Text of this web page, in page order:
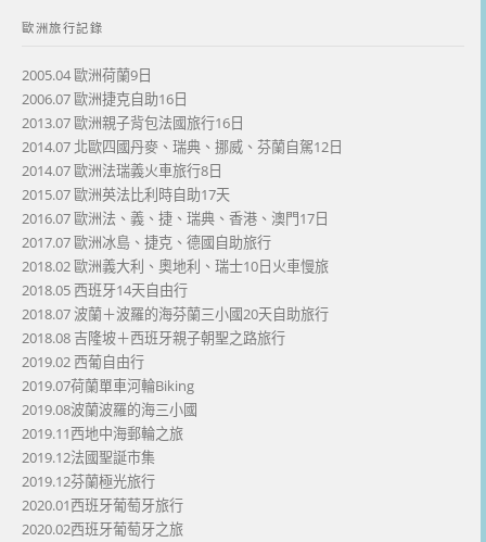
歐洲旅行記錄
2005.04 歐洲荷蘭9日
2006.07 歐洲捷克自助16日
2013.07 歐洲親子背包法國旅行16日
2014.07 北歐四國丹麥、瑞典、挪威、芬蘭自駕12日
2014.07 歐洲法瑞義火車旅行8日
2015.07 歐洲英法比利時自助17天
2016.07 歐洲法、義、捷、瑞典、香港、澳門17日
2017.07 歐洲冰島、捷克、德國自助旅行
2018.02 歐洲義大利、奧地利、瑞士10日火車慢旅
2018.05 西班牙14天自由行
2018.07 波蘭＋波羅的海芬蘭三小國20天自助旅行
2018.08 吉隆坡＋西班牙親子朝聖之路旅行
2019.02 西葡自由行
2019.07荷蘭單車河輪Biking
2019.08波蘭波羅的海三小國
2019.11西地中海郵輪之旅
2019.12法國聖誕市集
2019.12芬蘭極光旅行
2020.01西班牙葡萄牙旅行
2020.02西班牙葡萄牙之旅